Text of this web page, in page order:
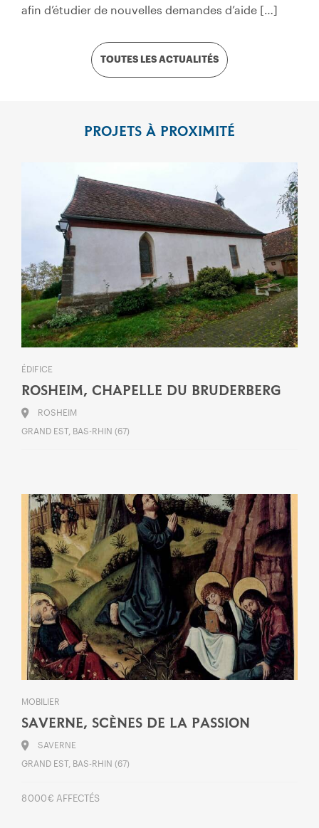
TOUTES LES ACTUALITÉS
afin d’étudier de nouvelles demandes d’aide […]
PROJETS À PROXIMITÉ
ÉDIFICE
ROSHEIM, CHAPELLE DU BRUDERBERG
ROSHEIM
GRAND EST, BAS-RHIN (67)
MOBILIER
SAVERNE, SCÈNES DE LA PASSION
SAVERNE
GRAND EST, BAS-RHIN (67)
8 000 € AFFECTÉS